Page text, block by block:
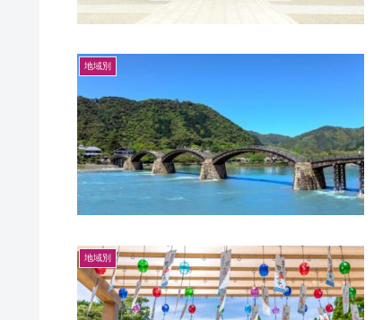
地域別
地域別